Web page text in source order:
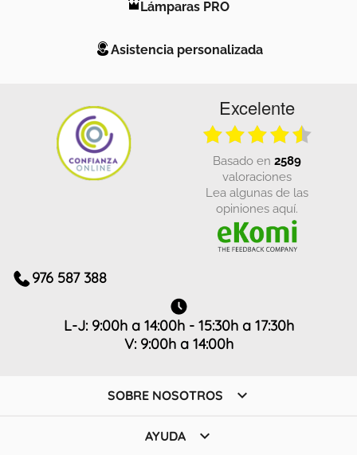
Lámparas PRO
Asistencia personalizada
Excelente
basado en 2589
valoraciones
Lea algunas de las
opiniones aquí.
976 587 388
L-J: 9:00h a 14:00h - 15:30h a 17:30h
V: 9:00h a 14:00h
SOBRE NOSOTROS 
AYUDA 